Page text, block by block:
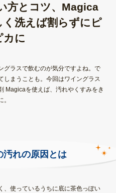
方とコツ、Magica
く洗えば割らずにピ
カに
グラスで飲むのが気分ですよね。で
しまうことも。今回はワイングラス
Magicaを使えば、汚れやくすみをき
汚れの原因とは
、使っているうちに底に茶色っぽい